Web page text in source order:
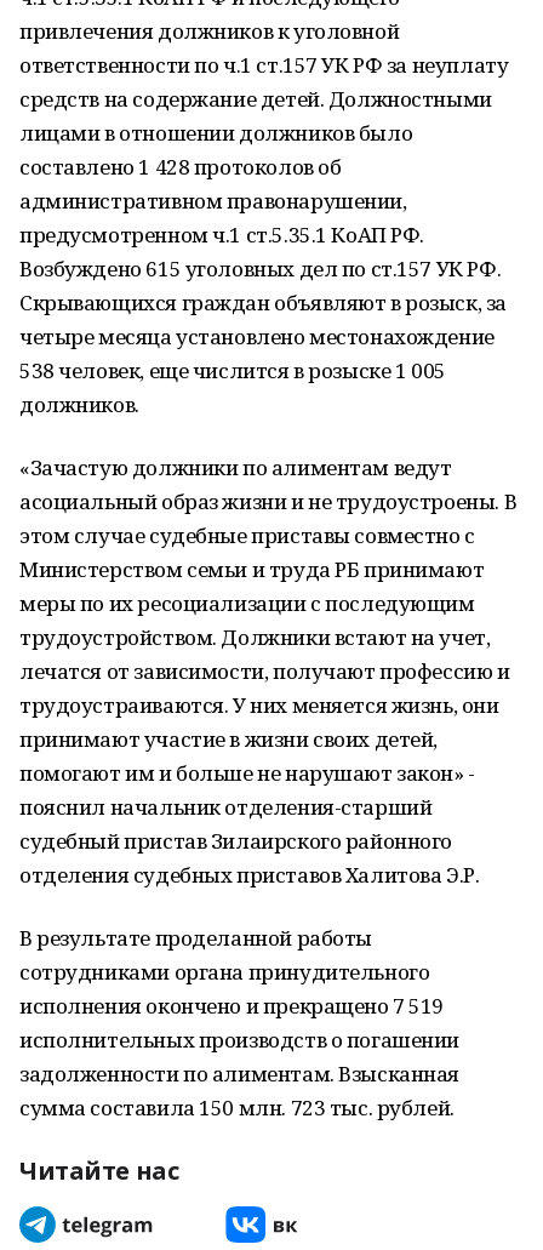
привлечения должников к уголовной
ответственности по ч.1 ст.157 УК РФ за неуплату
средств на содержание детей. Должностными
лицами в отношении должников было
составлено 1 428 протоколов об
административном правонарушении,
предусмотренном ч.1 ст.5.35.1 КоАП РФ.
Возбуждено 615 уголовных дел по ст.157 УК РФ.
Скрывающихся граждан объявляют в розыск, за
четыре месяца установлено местонахождение
538 человек, еще числится в розыске 1 005
должников.
«Зачастую должники по алиментам ведут
асоциальный образ жизни и не трудоустроены. В
этом случае судебные приставы совместно с
Министерством семьи и труда РБ принимают
меры по их ресоциализации с последующим
трудоустройством. Должники встают на учет,
лечатся от зависимости, получают профессию и
трудоустраиваются. У них меняется жизнь, они
принимают участие в жизни своих детей,
помогают им и больше не нарушают закон» -
пояснил начальник отделения-старший
судебный пристав Зилаирского районного
отделения судебных приставов Халитова Э.Р.
В результате проделанной работы
сотрудниками органа принудительного
исполнения окончено и прекращено 7 519
исполнительных производств о погашении
задолженности по алиментам. Взысканная
сумма составила 150 млн. 723 тыс. рублей.
Читайте нас